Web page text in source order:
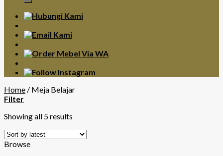
Home / Meja Belajar
Filter
Showing all 5 results
Browse